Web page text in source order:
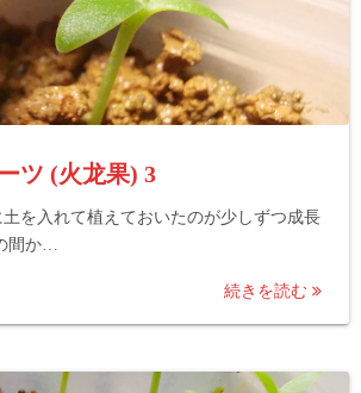
ツ (火龙果) 3
を入れて植えておいたのが少しずつ成長
間か…
続きを読む